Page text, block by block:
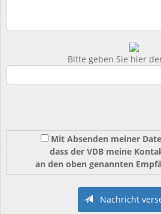
Bitte geben Sie hier
Mit Absenden meiner
dass der VDB meine
an den oben genannten
Nachricht